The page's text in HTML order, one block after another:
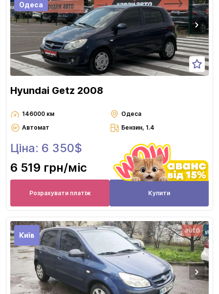
Одеса
Hyundai Getz 2008
146000 км
Одеса
Автомат
Бензин, 1.4
Ціна: 6 350$
6 519 грн/міс
Розрахувати платіж Купити
Київ